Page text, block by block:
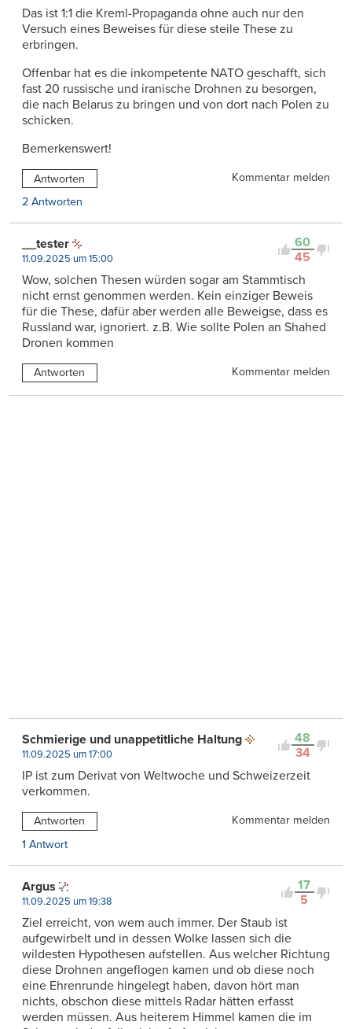
Das ist 1:1 die Kreml-Propaganda ohne auch nur den
Versuch eines Beweises für diese steile These zu
erbringen.
Offenbar hat es die inkompetente NATO geschafft, sich
fast 20 russische und iranische Drohnen zu besorgen,
die nach Belarus zu bringen und von dort nach Polen zu
schicken.
Bemerkenswert!
Antworten
Kommentar melden
2 Antworten
60
45
__tester
11.09.2025 um 15:00
Wow, solchen Thesen würden sogar am Stammtisch
nicht ernst genommen werden. Kein einziger Beweis
für die These, dafür aber werden alle Beweigse, dass es
Russland war, ignoriert. z.B. Wie sollte Polen an Shahed
Dronen kommen
Antworten Kommentar melden
48
34
Schmierige und unappetitliche Haltung
11.09.2025 um 17:00
IP ist zum Derivat von Weltwoche und Schweizerzeit
verkommen.
Antworten
Kommentar melden
1 Antwort
17
5
Argus
11.09.2025 um 19:38
Ziel erreicht, von wem auch immer. Der Staub ist
aufgewirbelt und in dessen Wolke lassen sich die
wildesten Hypothesen aufstellen. Aus welcher Richtung
diese Drohnen angeflogen kamen und ob diese noch
eine Ehrenrunde hingelegt haben, davon hört man
nichts, obschon diese mittels Radar hätten erfasst
werden müssen. Aus heiterem Himmel kamen die im